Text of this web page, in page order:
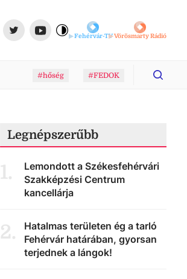
Fehérvár-TVVörösmarty Rádió
#hőség #FEDOK
Legnépszerűbb
1.
Lemondott a Székesfehérvári
Szakképzési Centrum
kancellárja
2.
Hatalmas területen ég a tarló
Fehérvár határában, gyorsan
terjednek a lángok!